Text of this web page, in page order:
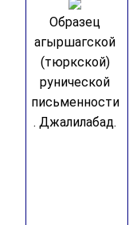
Образец
агыршагской
(тюркской)
рунической
письменности
. Джалилабад.